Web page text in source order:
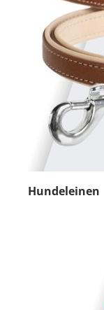
Hundeleinen